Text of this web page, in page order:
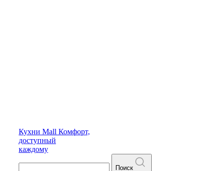
Кухни Mall Комфорт,
доступный
каждому
Поиск